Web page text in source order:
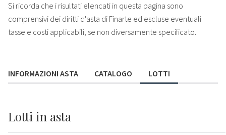
Si ricorda che i risultati elencati in questa pagina sono
comprensivi dei diritti d'asta di Finarte ed escluse eventuali
tasse e costi applicabili, se non diversamente specificato.
INFORMAZIONI ASTA CATALOGO LOTTI
Lotti in asta